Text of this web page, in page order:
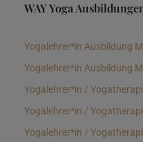
WAY Yoga
Yogalehrer*in Ausbildung
Yogalehrer*in Ausbildung
Yogalehrer*in /
Yogalehrer*in /
Yogalehrer*in /